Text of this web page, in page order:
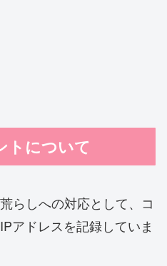
トについて
らしへの対応として、コ
アドレスを記録していま